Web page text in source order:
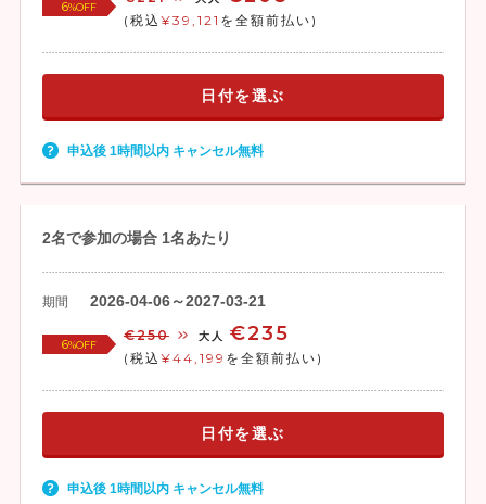
6%OFF
(税込 ¥39,121 を全額前払い)
日付を選ぶ
申込後 1時間以内 キャンセル無料
2名で参加の場合 1名あたり
期間 2026-04-06～2027-03-21
6%OFF
€250 大人 €235
(税込 ¥44,199 を全額前払い)
日付を選ぶ
申込後 1時間以内 キャンセル無料